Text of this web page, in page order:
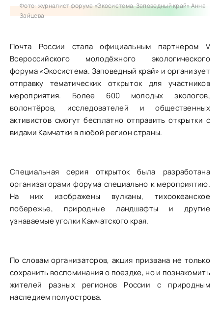
Фото: журналист форума «Экосистема. Заповедный край» Анна
Зайцева
Почта России стала официальным партнером V
Всероссийского молодёжного экологического
форума «Экосистема. Заповедный край» и организует
отправку тематических открыток для участников
мероприятия. Более 600 молодых экологов,
волонтёров, исследователей и общественных
активистов смогут бесплатно отправить открытки с
видами Камчатки в любой регион страны.
Специальная серия открыток была разработана
организаторами форума специально к мероприятию.
На них изображены вулканы, тихоокеанское
побережье, природные ландшафты и другие
узнаваемые уголки Камчатского края.
По словам организаторов, акция призвана не только
сохранить воспоминания о поездке, но и познакомить
жителей разных регионов России с природным
наследием полуострова.